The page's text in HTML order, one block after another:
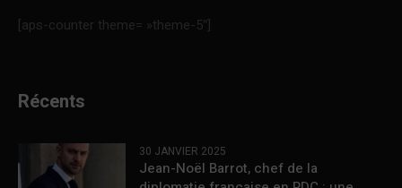
[aps-counter theme= »theme-5″]
Récents
30 JANVIER 2025
Jean-Noël Barrot, chef de la